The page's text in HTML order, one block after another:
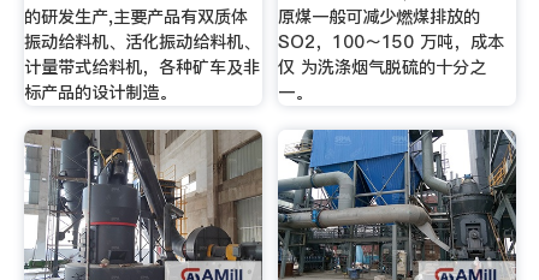
的研发生产,主要产品有双质体
振动给料机、活化振动给料机、
计量带式给料机，各种矿车及非
标产品的设计制造。
原煤一般可减少燃煤排放的
SO2，100～150 万吨，成本
仅 为洗涤烟气脱硫的十分之
一。